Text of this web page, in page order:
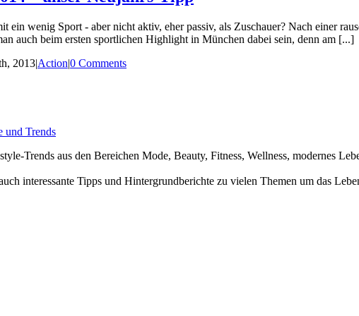
ein wenig Sport - aber nicht aktiv, eher passiv, als Zuschauer? Nach einer
auch beim ersten sportlichen Highlight in München dabei sein, denn am [...]
2013|Action|0 Comments
und Trends
Trends aus den Bereichen Mode, Beauty, Fitness, Wellness, modernes
interessante Tipps und Hintergrundberichte zu vielen Themen um das